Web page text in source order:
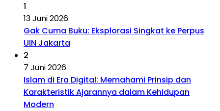
1
13 Juni 2026
Gak Cuma Buku: Eksplorasi Singkat ke Perpus
UIN Jakarta
2
7 Juni 2026
Islam di Era Digital: Memahami Prinsip dan
Karakteristik Ajarannya dalam Kehidupan
Modern